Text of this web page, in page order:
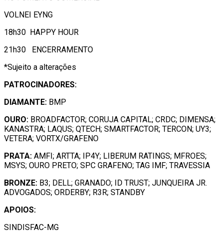
VOLNEI EYNG
18h30 HAPPY HOUR
21h30 ENCERRAMENTO
*Sujeito a alterações
PATROCINADORES:
DIAMANTE: BMP
OURO: BROADFACTOR; CORUJA CAPITAL; CRDC; DIMENSA;
KANASTRA; LAQUS; QTECH; SMARTFACTOR; TERCON; UY3;
VETERA; VORTX/GRAFENO
PRATA: AMFI; ARTTA; IP4Y; LIBERUM RATINGS; MFROES;
MSYS; OURO PRETO; SPC GRAFENO; TAG IMF; TRAVESSIA
BRONZE: B3; DELL; GRANADO; ID TRUST; JUNQUEIRA JR.
ADVOGADOS; ORDERBY; R3R; STANDBY
APOIOS:
SINDISFAC-MG